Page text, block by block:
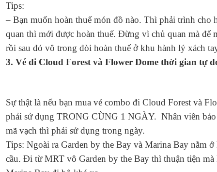
Tips:
– Bạn muốn hoàn thuế món đồ nào. Thì phải trình cho
quan thì mới được hoàn thuế. Đừng vì chủ quan mà
rồi sau đó vô trong đòi hoàn thuế ở khu hành lý xách
3. Vé đi Cloud Forest và Flower Dome thời gian tự
Sự thật là nếu bạn mua vé combo đi Cloud Forest và
phải sử dụng TRONG CÙNG 1 NGÀY. Nhân viên
mã vạch thì phải sử dụng trong ngày.
Tips: Ngoài ra Garden by the Bay và Marina Bay nằm
cầu. Đi từ MRT vô Garden by the Bay thì thuận tiện